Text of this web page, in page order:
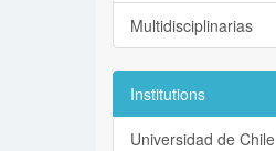
Multidisciplinarias
Institutions
Universidad de Chile